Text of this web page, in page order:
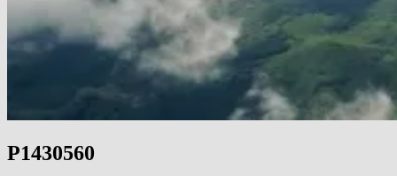
P1430560